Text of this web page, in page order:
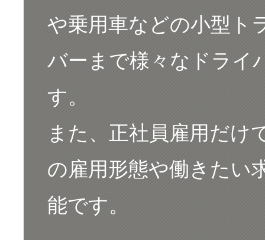
や乗用車などの小型ト
バーまで様々なドライ
す。
また、正社員雇用だけ
の雇用形態や働きたい
能です。